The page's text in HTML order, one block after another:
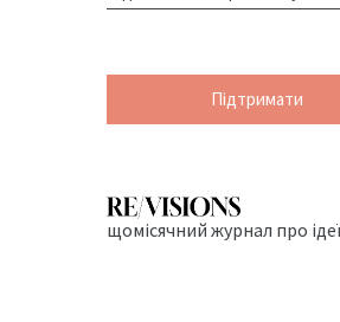
Підтримати
щомісячний журнал про